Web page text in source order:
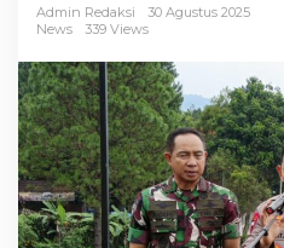
a
P
a
n
g
l
i
m
a
T
Admin Redaksi
30 Agustus 2025
News
339 Views